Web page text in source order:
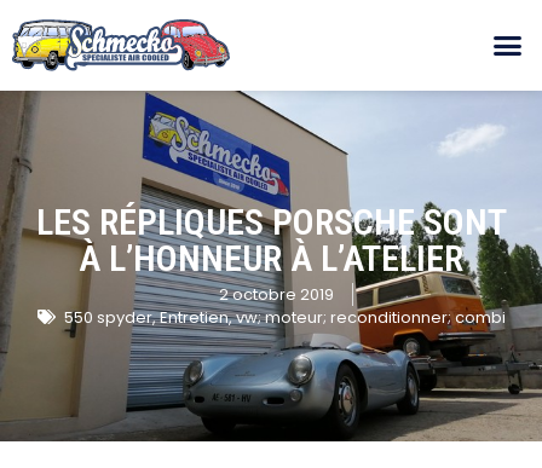
LES RÉPLIQUES PORSCHE SONT
À L’HONNEUR À L’ATELIER
2 octobre 2019
550 spyder,Entretien,vw; moteur; reconditionner; combi